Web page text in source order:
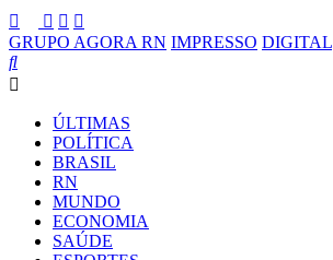
GRUPO AGORA RN IMPRESSO DIGITAL
ÚLTIMAS
POLÍTICA
BRASIL
RN
MUNDO
ECONOMIA
SAÚDE